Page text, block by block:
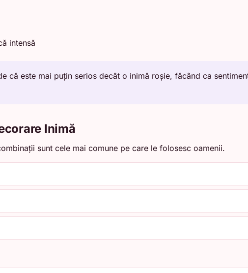
intensă
că este mai puțin serios decât o inimă roșie, făcând ca
Inimă
sunt cele mai comune pe care le folosesc oamenii.